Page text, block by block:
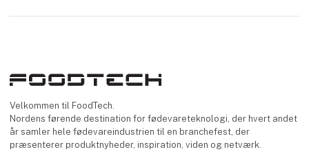
Velkommen til FoodTech.
Nordens førende destination for fødevareteknologi, der hvert andet
år samler hele fødevareindustrien til en branchefest, der
præsenterer produktnyheder, inspiration, viden og netværk.